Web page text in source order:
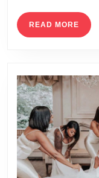
READ MORE READ
MORE